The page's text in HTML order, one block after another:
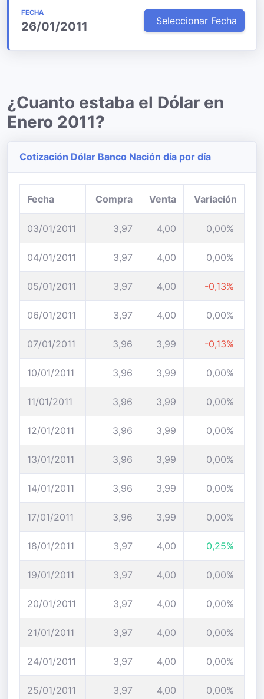
FECHA
26/01/2011 Seleccionar Fecha
¿Cuanto estaba el Dólar en
Enero 2011?
Cotización Dólar Banco Nación día por día
Fecha Compra Venta Variación
03/01/2011 3,97 4,00 0,00%
04/01/2011 3,97 4,00 0,00%
05/01/2011 3,97 4,00 -0,13%
06/01/2011 3,97 4,00 0,00%
07/01/2011 3,96 3,99 -0,13%
10/01/2011 3,96 3,99 0,00%
11/01/2011 3,96 3,99 0,00%
12/01/2011 3,96 3,99 0,00%
13/01/2011 3,96 3,99 0,00%
14/01/2011 3,96 3,99 0,00%
17/01/2011 3,96 3,99 0,00%
18/01/2011 3,97 4,00 0,25%
19/01/2011 3,97 4,00 0,00%
20/01/2011 3,97 4,00 0,00%
21/01/2011 3,97 4,00 0,00%
24/01/2011 3,97 4,00 0,00%
25/01/2011 3,97 4,00 0,00%